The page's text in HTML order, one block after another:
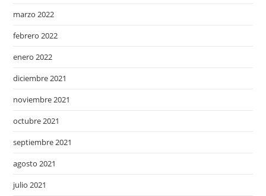
marzo 2022
febrero 2022
enero 2022
diciembre 2021
noviembre 2021
octubre 2021
septiembre 2021
agosto 2021
julio 2021